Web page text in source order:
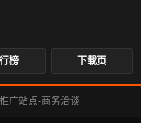
榜 下载页
广站点-商务洽谈